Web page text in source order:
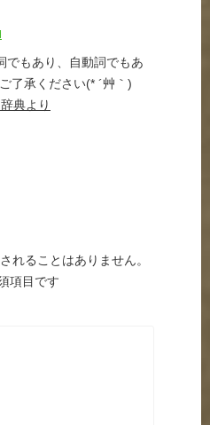
でもあり、自動詞でもあ
了承ください(* ´艸｀)
典より
れることはありません。
項目です